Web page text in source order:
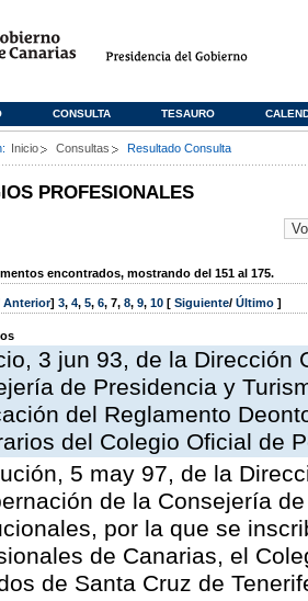
CONSULTA TESAURO
Inicio Consultas Resultado Consulta
PROFESIONALES
encontrados, mostrando del 151 al 175.
Anterior] 3, 4, 5, 6, 7, 8, 9, 10 [ Siguiente/ Último ]
3 jun 93, de la Dirección
de Presidencia y
del Reglamento
del Colegio Oficial de
5 may 97, de la
de la Consejería
por la que se
de Canarias, el
de Santa Cruz de